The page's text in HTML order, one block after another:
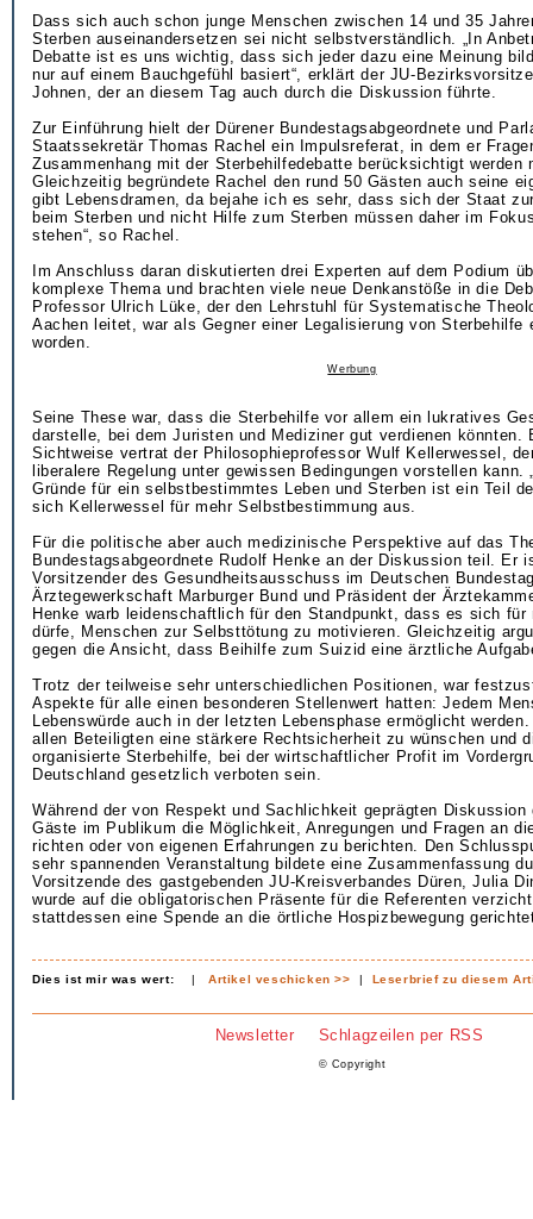
Dass sich auch schon junge Menschen zwischen 14 und 35
Sterben auseinandersetzen sei nicht selbstverständlich. „In
Debatte ist es uns wichtig, dass sich jeder dazu eine Meinung
nur auf einem Bauchgefühl basiert“, erklärt der JU-
Johnen, der an diesem Tag auch durch die Diskussion führte.
Zur Einführung hielt der Dürener Bundestagsabgeordnete und
Staatssekretär Thomas Rachel ein Impulsreferat, in dem er
Zusammenhang mit der Sterbehilfedebatte berücksichtigt werden
Gleichzeitig begründete Rachel den rund 50 Gästen auch seine
gibt Lebensdramen, da bejahe ich es sehr, dass sich der Staat
beim Sterben und nicht Hilfe zum Sterben müssen daher im
stehen“, so Rachel.
Im Anschluss daran diskutierten drei Experten auf dem Podium
komplexe Thema und brachten viele neue Denkanstöße in die
Professor Ulrich Lüke, der den Lehrstuhl für Systematische
Aachen leitet, war als Gegner einer Legalisierung von Sterbehilfe
worden.
Werbung
Seine These war, dass die Sterbehilfe vor allem ein lukratives
darstelle, bei dem Juristen und Mediziner gut verdienen könnten.
Sichtweise vertrat der Philosophieprofessor Wulf Kellerwessel,
liberalere Regelung unter gewissen Bedingungen vorstellen kann.
Gründe für ein selbstbestimmtes Leben und Sterben ist ein Teil
sich Kellerwessel für mehr Selbstbestimmung aus.
Für die politische aber auch medizinische Perspektive auf das
Bundestagsabgeordnete Rudolf Henke an der Diskussion teil. Er
Vorsitzender des Gesundheitsausschuss im Deutschen
Ärztegewerkschaft Marburger Bund und Präsident der
Henke warb leidenschaftlich für den Standpunkt, dass es sich für
dürfe, Menschen zur Selbsttötung zu motivieren. Gleichzeitig
gegen die Ansicht, dass Beihilfe zum Suizid eine ärztliche
Trotz der teilweise sehr unterschiedlichen Positionen, war
Aspekte für alle einen besonderen Stellenwert hatten: Jedem
Lebenswürde auch in der letzten Lebensphase ermöglicht
allen Beteiligten eine stärkere Rechtsicherheit zu wünschen und
organisierte Sterbehilfe, bei der wirtschaftlicher Profit im
Deutschland gesetzlich verboten sein.
Während der von Respekt und Sachlichkeit geprägten
Gäste im Publikum die Möglichkeit, Anregungen und Fragen an
richten oder von eigenen Erfahrungen zu berichten. Den
sehr spannenden Veranstaltung bildete eine Zusammenfassung
Vorsitzende des gastgebenden JU-Kreisverbandes Düren, Julia
wurde auf die obligatorischen Präsente für die Referenten
stattdessen eine Spende an die örtliche Hospizbewegung
Dies ist mir was wert: |Artikel veschicken >> | Leserbrief zu diesem
Newsletter Schlagzeilen per RSS
© Copyright